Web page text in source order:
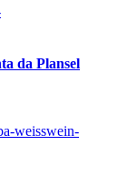
da Plansel